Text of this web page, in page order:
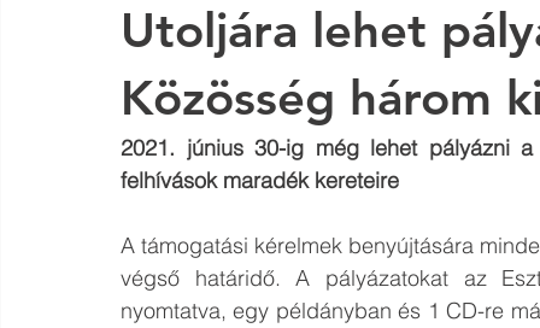
Utoljára lehet
Közösség három
2021. június 30-ig még lehet pályázni
felhívások maradék kereteire
A támogatási kérelmek benyújtására
végső határidő. A pályázatokat az
nyomtatva, egy példányban és 1 CD-re